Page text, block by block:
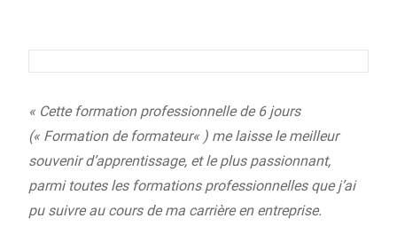
« Cette formation professionnelle de 6 jours
(« Formation de formateur« ) me laisse le meilleur
souvenir d’apprentissage, et le plus passionnant,
parmi toutes les formations professionnelles que j’ai
pu suivre au cours de ma carrière en entreprise.